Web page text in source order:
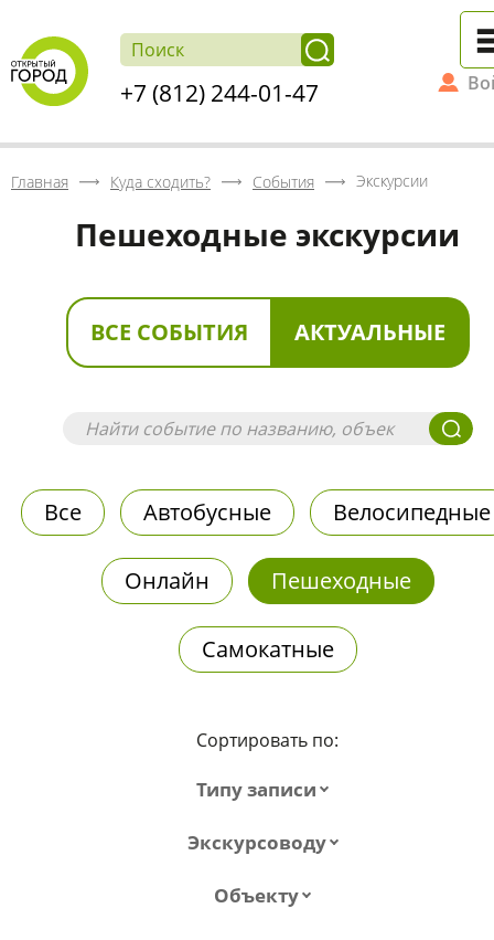
+7 (812) 244-01-47
Главная Куда сходить? События Экскурсии
Пешеходные экскурсии
ВСЕ СОБЫТИЯ АКТУАЛЬНЫЕ
Все Автобусные Велосипедные
Онлайн Пешеходные
Самокатные
Сортировать по:
Типу записи
Экскурсоводу
Объекту